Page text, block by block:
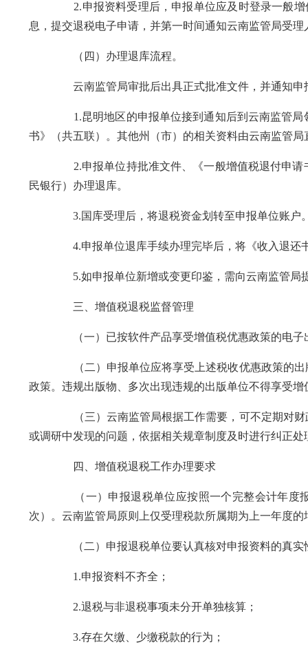
2.申报资料受理后，申报单位应及时登录一般增值
息，提交退税电子申请，并第一时间通知云南监管局受
（四）办理退库流程。
云南监管局审批后出具正式批准文件，并通知申
1.昆明地区的申报单位接到通知后到云南监管局领
书》（共五联）。其他州（市）的相关资料由云南监管
2.申报单位持批准文件、《一般增值税退付申请书
民银行）办理退库。
3.国库受理后，将退税资金划转至申报单位账户
4.申报单位退库手续办理完毕后，将《收入退还书
5.如申报单位新增或变更印鉴，需向云南监管局提
三、增值税退税监督管理
（一）已按软件产品享受增值税优惠政策的电子出
（二）申报单位应将享受上述税收优惠政策的出版
政策。违规出版物、多次出现违规的出版单位不得享受
（三）云南监管局根据工作需要，可不定期对财政
或调研中发现的问题，依据相关规章制度及时进行纠正
四、增值税退税工作办理要求
（一）申报退税单位应按照一个完整会计年度报送
次）。云南监管局原则上仅受理税款所属期为上一年度
（二）申报退税单位要认真核对申报资料的真实性
1.申报资料不齐全；
2.退税与非退税事项未分开单独核算；
3.存在欠缴、少缴税款的行为；